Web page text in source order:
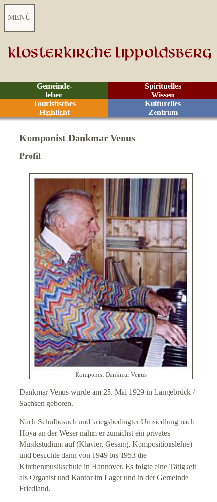
MENÜ
Startseite
Videoarchiv
Kontakt
Förderverein e. V.
Gemeindekonzeption
Seelsorge / Diakonie
Bauhütte (extern)
Gebetskapelle
Taufe
Konfirmation
Trauung
Beerdigung
Datenschutz
Suche
Links
Spirituelles
Wissen
Gemeinde-
leben
Kulturelles
Zentrum
Touristisches
Highlight
Komponist Dankmar Venus
Profil
Komponist Dankmar Venus
Dankmar Venus wurde am 25. Mai 1929 in Langebrück /
Sachsen geboren.
Nach Schulbesuch und kriegsbedingter Umsiedlung nach
Hoya an der Weser nahm er zunächst ein privates
Musikstudium auf (Klavier, Gesang, Kompositionslehre)
und besuchte dann von 1949 bis 1953 die
Kirchenmusikschule in Hannover. Es folgte eine Tätigkeit
als Organist und Kantor im Lager und in der Gemeinde
Friedland.